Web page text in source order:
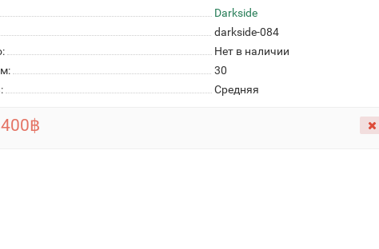
Darkside
darkside-084
Нет в наличии
30
Средняя
400฿